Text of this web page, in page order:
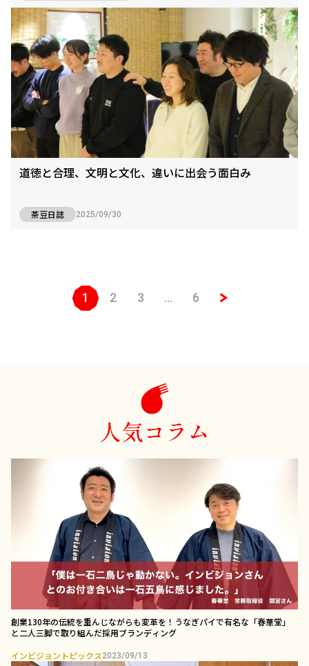
道徳と合理、文明と文化、違いに出会う面白み
茶豆日誌 2025/09/30
1 2 3 … 6
人気コラム
創業130年の伝統を重んじながらも変革を！うなぎパイで有名な「春華堂」
と二人三脚で取り組んだ採用ブランディング￼
インビジョントピックス 2023/09/13